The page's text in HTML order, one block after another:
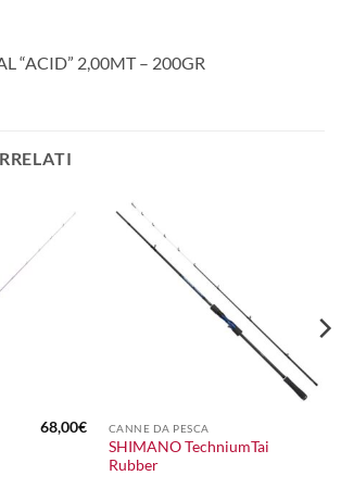
“ACID” 2,00MT – 200GR
68,00€ CANNE DA PESCA
SHIMANO TechniumTai
Rubber